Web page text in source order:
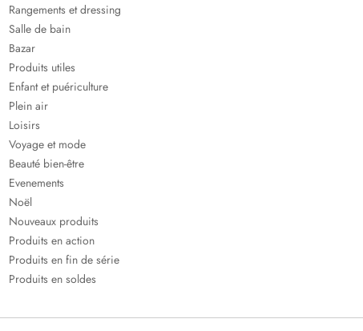
Rangements et dressing
Salle de bain
Bazar
Produits utiles
Enfant et puériculture
Plein air
Loisirs
Voyage et mode
Beauté bien-être
Evenements
Noël
Nouveaux produits
Produits en action
Produits en fin de série
Produits en soldes